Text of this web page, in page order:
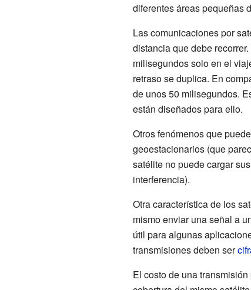
diferentes áreas pequeñas
Las comunicaciones por
distancia que debe
milisegundos solo en el
retraso se duplica. En
de unos 50 milisegundos.
están diseñados para ello.
Otros fenómenos que
geoestacionarios (que
satélite no puede cargar
interferencia).
Otra característica de los
mismo enviar una señal a
útil para algunas
transmisiones deben ser
El costo de una